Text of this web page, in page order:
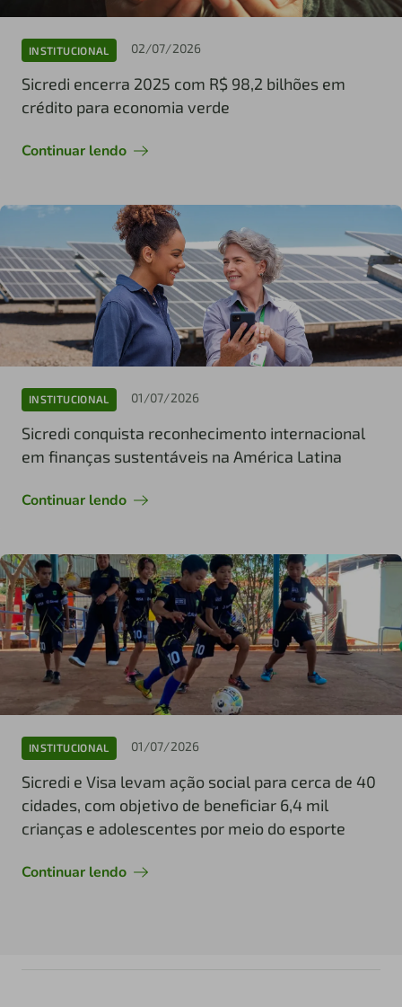
INSTITUCIONAL 02/07/2026
Sicredi encerra 2025 com R$ 98,2 bilhões em
crédito para economia verde
Continuar lendo
INSTITUCIONAL 01/07/2026
Sicredi conquista reconhecimento internacional
em finanças sustentáveis na América Latina
Continuar lendo
INSTITUCIONAL 01/07/2026
Sicredi e Visa levam ação social para cerca de 40
cidades, com objetivo de beneficiar 6,4 mil
crianças e adolescentes por meio do esporte
Continuar lendo